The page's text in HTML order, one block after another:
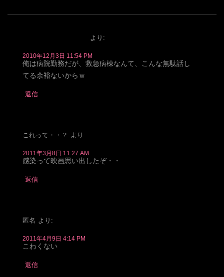
より:
2010年12月3日 11:54 PM
俺は病院勤務だが、救急病棟なんて、こんな無駄話し
てる余裕ないからｗ
返信
これって・・？ より:
2011年3月8日 11:27 AM
感染って映画思い出したぞ・・
返信
匿名 より:
2011年4月9日 4:14 PM
こわくない
返信